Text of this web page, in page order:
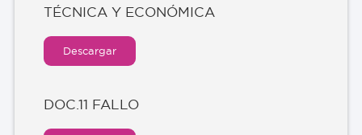
TÉCNICA Y ECONÓMICA
Descargar
DOC.11 FALLO